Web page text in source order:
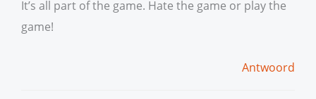
It’s all part of the game. Hate the game or play the
game!
Antwoord